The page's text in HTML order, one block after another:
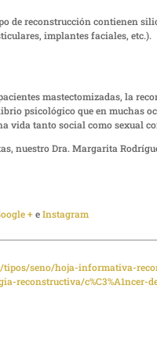
de reconstrucción contienen
implantes faciales, etc.).
mastectomizadas, la
psicológico que en muchas
vida tanto social como sexual
nuestro Dra. Margarita
+eInstagram
seno/hoja-informativa-
reconstructiva/c%C3%A1ncer-